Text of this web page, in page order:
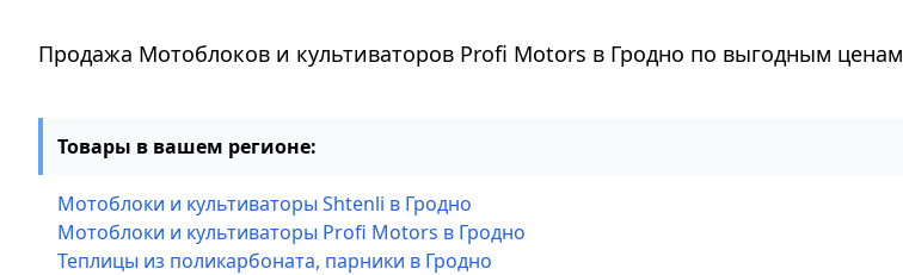
Продажа Мотоблоков и культиваторов Profi Motors в Гродно по выгодным ценам
Товары в вашем регионе:
Мотоблоки и культиваторы Shtenli в Гродно
Мотоблоки и культиваторы Profi Motors в Гродно
Теплицы из поликарбоната, парники в Гродно